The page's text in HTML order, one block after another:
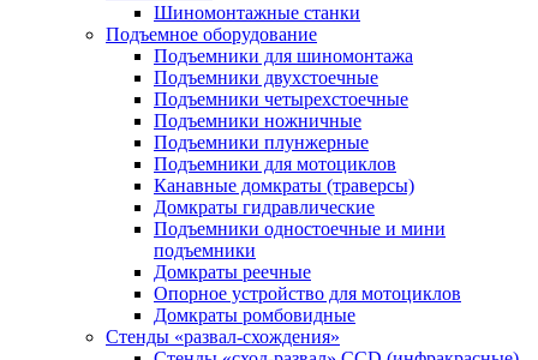
Шиномонтажные станки
Подъемное оборудование
Подъемники для шиномонтажа
Подъемники двухстоечные
Подъемники четырехстоечные
Подъемники ножничные
Подъемники плунжерные
Подъемники для мотоциклов
Канавные домкраты (траверсы)
Домкраты гидравлические
Подъемники одностоечные и мини
подъемники
Домкраты реечные
Опорное устройство для мотоциклов
Домкраты ромбовидные
Стенды «развал-схождения»